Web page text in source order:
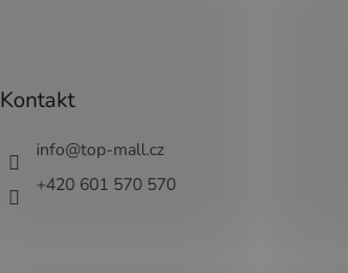
Kontakt
info@top-mall.cz
+420 601 570 570